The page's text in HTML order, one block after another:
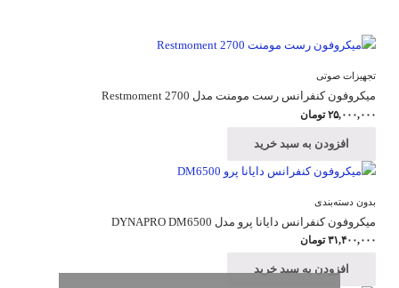
تجهیزات صوتی
میکروفون کنفرانس رست مومنت مدل Restmoment 2700
۲۵,۰۰۰,۰۰۰ تومان
افزودن به سبد خرید
بدون دسته‌بندی
میکروفون کنفرانس دایانا پرو مدل DYNAPRO DM6500
۳۱,۴۰۰,۰۰۰ تومان
افزودن به سبد خرید